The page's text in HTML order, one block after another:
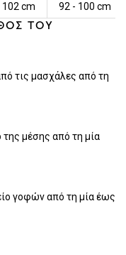
102 cm
92 - 100 cm
ΤΟΥ
τις μασχάλες από τη
μέσης από τη μία
γοφών από τη μία έως